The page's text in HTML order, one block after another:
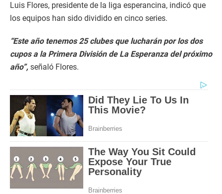
Luis Flores, presidente de la liga esperancina, indicó que
los equipos han sido dividido en cinco series.
“Este año tenemos 25 clubes que lucharán por los dos
cupos a la Primera División de La Esperanza del próximo
año”, señaló Flores.